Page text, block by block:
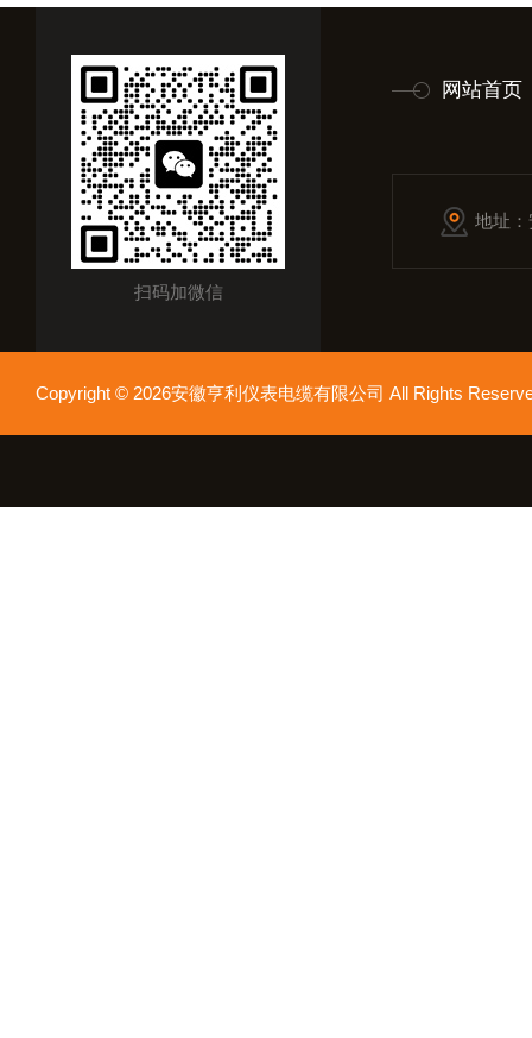
扫码加微信
网站首页
地址
Copyright © 2026安徽亨利仪表电缆有限公司 All Rights